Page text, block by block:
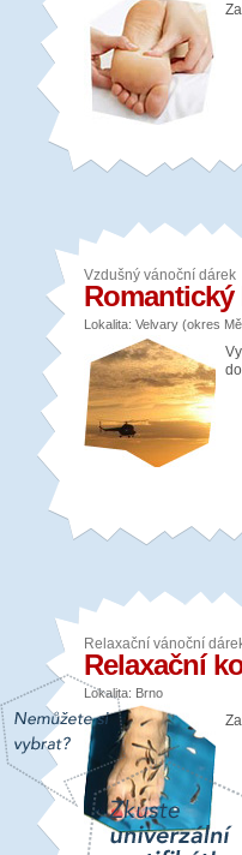
Vzdušný vánoční dárek
Lokalita: Velvary (okres
Relaxační vánoční
Relaxační
Lokalita: Brno